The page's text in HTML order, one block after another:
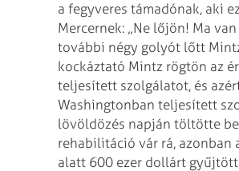
a fegyveres támadónak, aki
Mercernek: „Ne lőjön! Ma
további négy golyót lőtt
kockáztató Mintz rögtön az
teljesített szolgálatot, és
Washingtonban teljesített
lövöldözés napján töltötte
rehabilitáció vár rá, azonban
alatt 600 ezer dollárt